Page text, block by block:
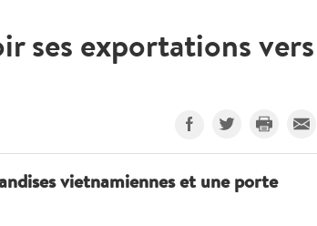
ses exportations vers
vietnamiennes et une porte